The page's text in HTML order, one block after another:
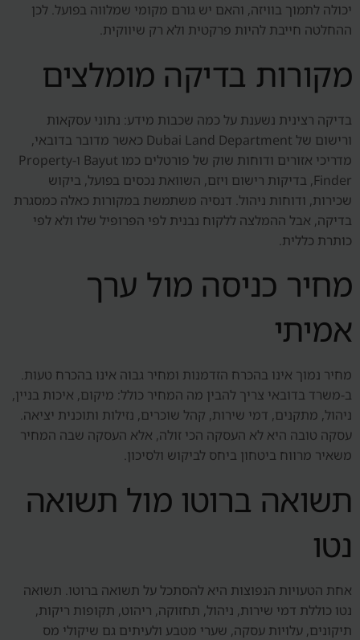
יכולה לתמוך בוויזה, והאם יש גורם מקומי שמלווה בפועל. לכן
ההחלטה חייבת להיות פרקטית ולא רק שיווקית.
מקורות בדיקה מומלצים
בדיקה רצינית נשענת על כמה שכבות מידע: נתוני עסקאות
ורישום של Dubai Land Department כאשר מדובר בדובאי,
מדריכי אזורים ודוחות שוק של פורטלים כמו Bayut ו-Property
Finder, בדיקות רישום ויזם, השוואת נכסים בפועל, ביקוש
שכירות, ודוחות ניהול. דנסיה משתמשת במקורות כאלה כמסגרת
בדיקה, אבל ההמלצה ללקוח נבנית לפי הפרופיל שלו ולא לפי
כותרת כללית.
מחיר כניסה מול ערך
אמיתי
מחיר נמוך אינו בהכרח הזדמנות ומחיר גבוה אינו בהכרח טעות.
ב-משרד בדובאי צריך להבין מה המחיר כולל: מיקום, איכות בניין,
ניהול, מתקנים, דמי שירות, קהל שוכרים, נזילות ותוכנית יציאה.
עסקה טובה היא לא העסקה הכי זולה, אלא העסקה שבה המחיר
משאיר מרווח ביטחון ביחס לביקוש ולסיכון.
תשואה ברוטו מול תשואה
נטו
אחת הטעויות הנפוצות היא להסתכל על תשואה ברוטו. תשואה
נטו כוללת דמי שירות, ניהול, תחזוקה, ריהוט, תקופות ריקות,
תיקונים, עלויות עסקה, שערי מטבע ולעיתים גם שיקולי מס